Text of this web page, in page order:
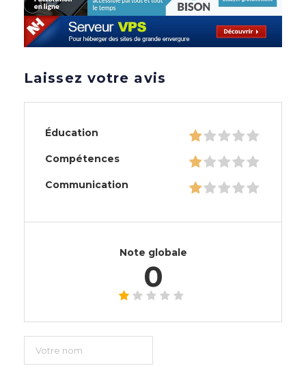
Laissez votre avis
Éducation
Compétences
Communication
Note globale
0